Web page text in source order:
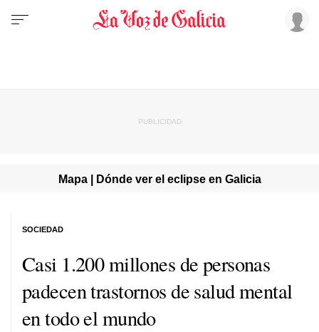
Mapa | Dónde ver el eclipse en Galicia
Casi 1.200 millones de personas
padecen trastornos de salud mental
en todo el mundo
SOCIEDAD